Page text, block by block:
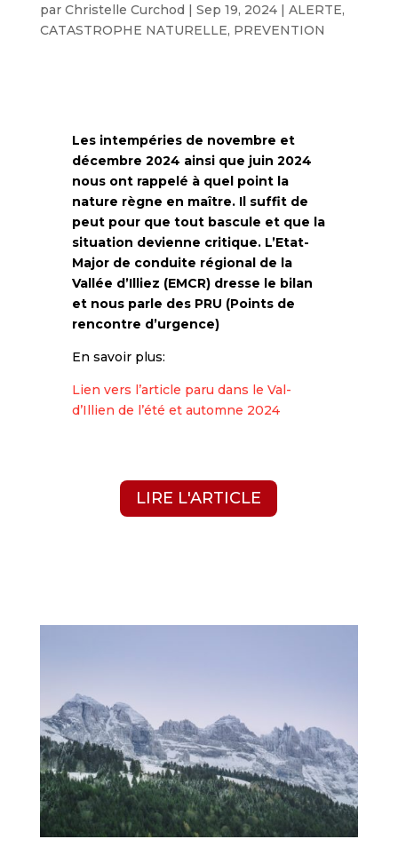
par Christelle Curchod | Sep 19, 2024| ALERTE,
CATASTROPHE NATURELLE, PREVENTION
Les intempéries de novembre et
décembre 2024 ainsi que juin 2024
nous ont rappelé à quel point la
nature règne en maître. Il suffit de
peut pour que tout bascule et que la
situation devienne critique. L’Etat-
Major de conduite régional de la
Vallée d’Illiez (EMCR) dresse le bilan
et nous parle des PRU (Points de
rencontre d’urgence)
En savoir plus:
Lien vers l’article paru dans le Val-
d’Illien de l’été et automne 2024
LIRE L'ARTICLE